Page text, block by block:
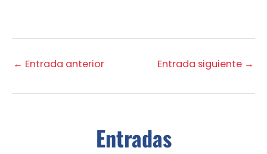
← Entrada anterior Entrada siguiente →
Entradas